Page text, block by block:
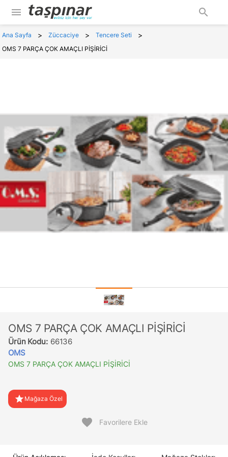
menu search
Ana Sayfa > Züccaciye > Tencere Seti >
OMS 7 PARÇA ÇOK AMAÇLI PİŞİRİCİ
OMS 7 PARÇA ÇOK AMAÇLI PİŞİRİCİ
Ürün Kodu: 66136
OMS
OMS 7 PARÇA ÇOK AMAÇLI PİŞİRİCİ
star Mağaza Özel
favorite Favorilere Ekle